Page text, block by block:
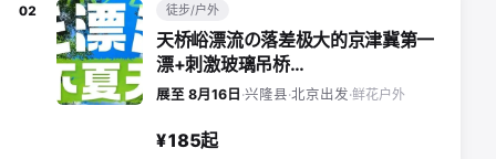
02 徒步/户外
天桥峪漂流の落差极大的京津冀第一
漂+刺激玻璃吊桥…
展至 8月16日 ·兴隆县·北京出发·鲜花户外
¥185起